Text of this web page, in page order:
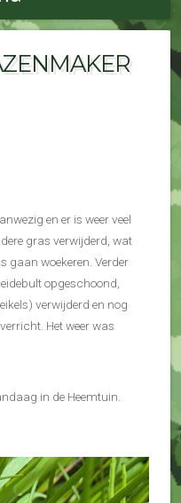
en er is weer veel
gras verwijderd, wat
gaan woekeren. Verder
opgeschoond,
verwijderd en nog
Het weer was
in de Heemtuin.